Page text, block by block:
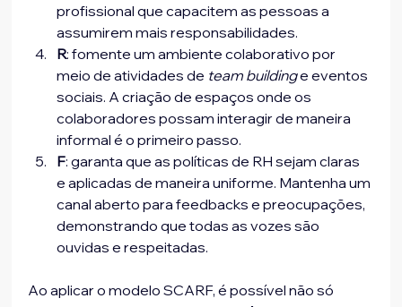
profissional que capacitem as pessoas a
assumirem mais responsabilidades.
R: fomente um ambiente colaborativo por
meio de atividades de team building e eventos
sociais. A criação de espaços onde os
colaboradores possam interagir de maneira
informal é o primeiro passo.
F: garanta que as políticas de RH sejam claras
e aplicadas de maneira uniforme. Mantenha um
canal aberto para feedbacks e preocupações,
demonstrando que todas as vozes são
ouvidas e respeitadas.
Ao aplicar o modelo SCARF, é possível não só